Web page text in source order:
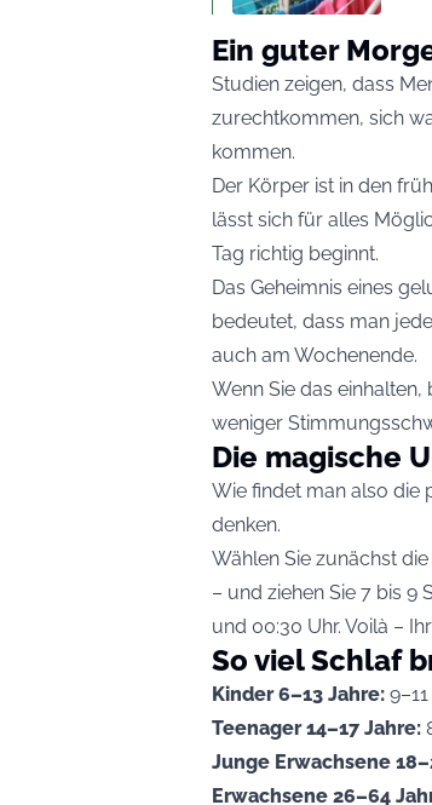
Ein guter
Studien zeigen, dass
zurechtkommen, sich
kommen.
Der Körper ist in den
lässt sich für alles
Tag richtig beginnt.
Das Geheimnis eines
bedeutet, dass man
auch am Wochenende.
Wenn Sie das
weniger
Die magische
Wie findet man also die
denken.
Wählen Sie zunächst
– und ziehen Sie 7 bis 9
und 00:30 Uhr. Voilà –
So viel Schlaf
Kinder 6–13 Jahre:
Teenager 14–17 Jahre:
Junge Erwachsene
Erwachsene 26–64